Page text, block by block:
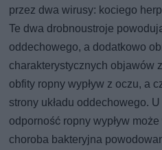
przez dwa wirusy: kociego
Te dwa drobnoustroje
oddechowego, a dodatkowo
charakterystycznych objawów
obfity ropny wypływ z oczu, a
strony układu oddechowego.
odporność ropny wypływ
choroba bakteryjna